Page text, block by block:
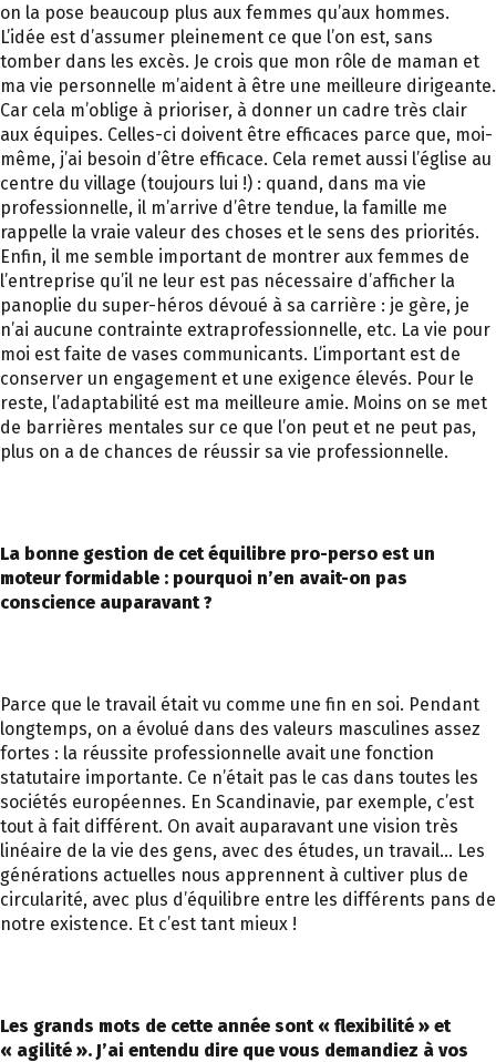
on la pose beaucoup plus aux femmes qu’aux hommes.
L’idée est d’assumer pleinement ce que l’on est, sans
tomber dans les excès. Je crois que mon rôle de maman et
ma vie personnelle m’aident à être une meilleure dirigeante.
Car cela m’oblige à prioriser, à donner un cadre très clair
aux équipes. Celles-ci doivent être efficaces parce que, moi-
même, j’ai besoin d’être efficace. Cela remet aussi l’église au
centre du village (toujours lui !) : quand, dans ma vie
professionnelle, il m’arrive d’être tendue, la famille me
rappelle la vraie valeur des choses et le sens des priorités.
Enfin, il me semble important de montrer aux femmes de
l’entreprise qu’il ne leur est pas nécessaire d’afficher la
panoplie du super-héros dévoué à sa carrière : je gère, je
n’ai aucune contrainte extraprofessionnelle, etc. La vie pour
moi est faite de vases communicants. L’important est de
conserver un engagement et une exigence élevés. Pour le
reste, l’adaptabilité est ma meilleure amie. Moins on se met
de barrières mentales sur ce que l’on peut et ne peut pas,
plus on a de chances de réussir sa vie professionnelle.
La bonne gestion de cet équilibre pro-perso est un
moteur formidable : pourquoi n’en avait-on pas
conscience auparavant ?
Parce que le travail était vu comme une fin en soi. Pendant
longtemps, on a évolué dans des valeurs masculines assez
fortes : la réussite professionnelle avait une fonction
statutaire importante. Ce n’était pas le cas dans toutes les
sociétés européennes. En Scandinavie, par exemple, c’est
tout à fait différent. On avait auparavant une vision très
linéaire de la vie des gens, avec des études, un travail… Les
générations actuelles nous apprennent à cultiver plus de
circularité, avec plus d’équilibre entre les différents pans de
notre existence. Et c’est tant mieux !
Les grands mots de cette année sont « flexibilité » et
« agilité ». J’ai entendu dire que vous demandiez à vos